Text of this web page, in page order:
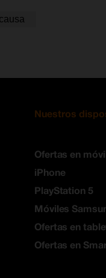
Nuestros
Ofertas en
iPhone
PlayStation 5
Móviles
Ofertas en
Ofertas en